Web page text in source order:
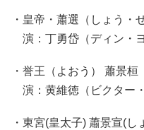
・皇帝・蕭選（しょう・
演：丁勇岱（ディン・ヨ
・誉王（よおう） 蕭景桓
演：黄維徳（ビクター・
・東宮(皇太子) 蕭景宣(し